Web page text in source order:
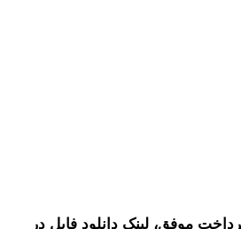
موفق، لینک دانلود فایل در